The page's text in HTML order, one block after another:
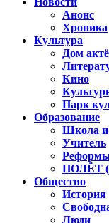
Анонс
Хроника
Культура
Дом
Кино
Парк
Образование
Школа и
Учитель
ПОЛЁТ
Общество
История
Люди